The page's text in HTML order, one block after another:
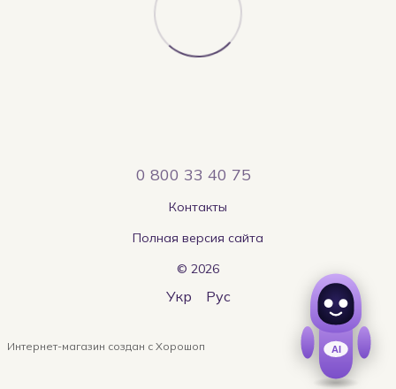
0 800 33 40 75
Контакты
Полная версия сайта
© 2026
Укр Рус
Интернет-магазин создан с Хорошоп